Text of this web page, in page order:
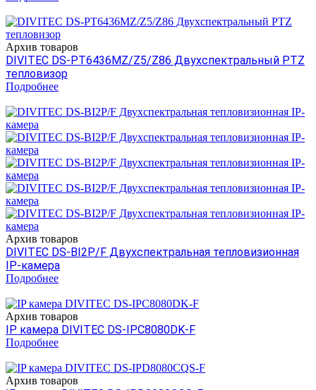
Архив товаров
DIVITEC DS-PT6436MZ/Z5/Z86 Двухспектральный PTZ
тепловизор
Подробнее
Архив товаров
DIVITEC DS-BI2P/F Двухспектральная тепловизионная
IP-камера
Подробнее
Архив товаров
IP камера DIVITEC DS-IPC8080DK-F
Подробнее
Архив товаров